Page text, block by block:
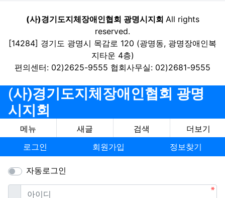
(사)경기도지체장애인협회 광명시지회 All rights
reserved.
[14284] 경기도 광명시 목감로 120 (광명동, 광명장애인복
지타운 4층)
편의센터: 02)2625-9555 협회사무실: 02)2681-9555
(사)경기도지체장애인협회 광명
시지회
메뉴 새글 검색
더보기
로그인
회원가입 정보찾기
자동로그인
아이디필수